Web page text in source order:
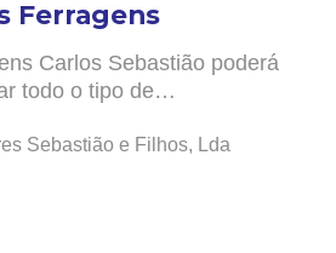
Ferragens
Carlos Sebastião poderá
todo o tipo de…